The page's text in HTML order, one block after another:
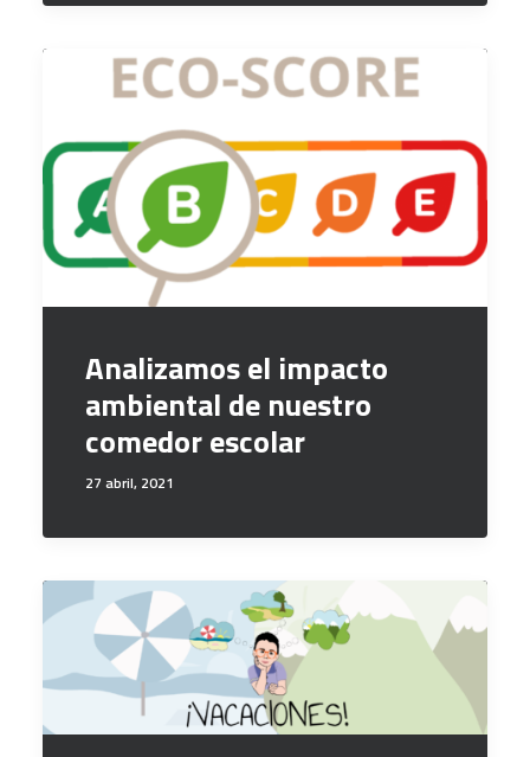
Analizamos el impacto
ambiental de nuestro
comedor escolar
27 abril, 2021